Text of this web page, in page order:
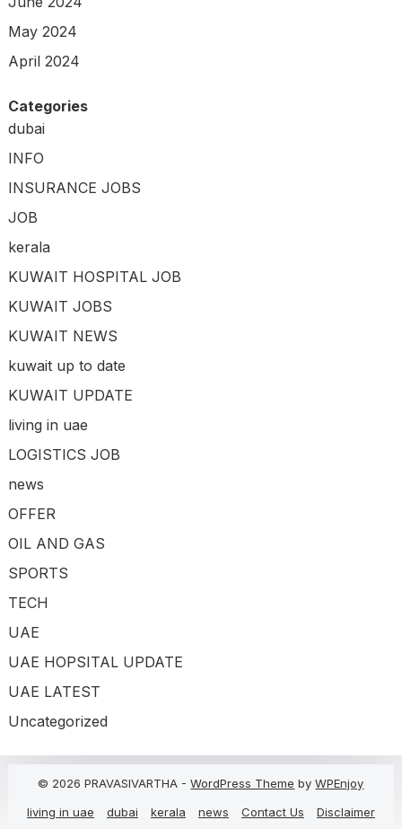
May 2024
April 2024
Categories
dubai
INFO
INSURANCE JOBS
JOB
kerala
KUWAIT HOSPITAL JOB
KUWAIT JOBS
KUWAIT NEWS
kuwait up to date
KUWAIT UPDATE
living in uae
LOGISTICS JOB
news
OFFER
OIL AND GAS
SPORTS
TECH
UAE
UAE HOPSITAL UPDATE
UAE LATEST
Uncategorized
© 2026 PRAVASIVARTHA -WordPress Theme byWPEnjoy
living in uae
dubai kerala news Contact Us Disclaimer